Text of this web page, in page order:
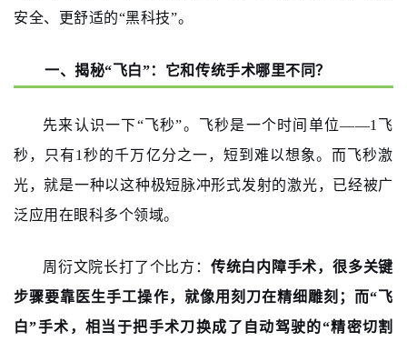
安全、更舒适的“黑科技”。
一、揭秘“飞白”：它和传统手术哪里不同？
先来认识一下“飞秒”。飞秒是一个时间单位——1飞
秒，只有1秒的千万亿分之一，短到难以想象。而飞秒激
光，就是一种以这种极短脉冲形式发射的激光，已经被广
泛应用在眼科多个领域。
周衍文院长打了个比方： 传统白内障手术，很多关键
步骤要靠医生手工操作，就像用刻刀在精细雕刻；而“飞
白”手术，相当于把手术刀换成了自动驾驶的“精密切割